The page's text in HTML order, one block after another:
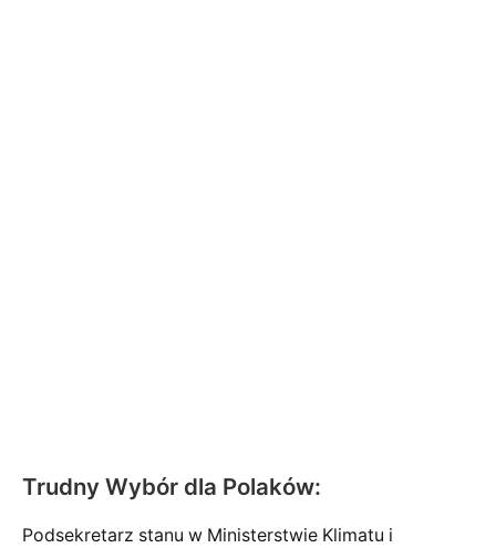
Trudny Wybór dla Polaków:
Podsekretarz stanu w Ministerstwie Klimatu i